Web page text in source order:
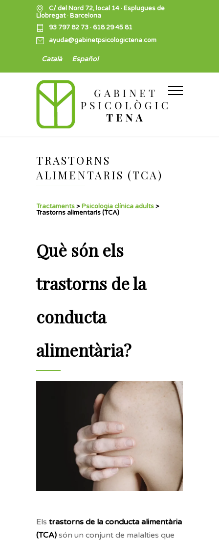
C/ del Nord 72, local 14 · Esplugues de
Llobregat · Barcelona
93 797 82 73 ·618 29 45 81
ayuda@gabinetpsicologictena.com
Català Español
TRASTORNS
ALIMENTARIS (TCA)
Tractaments>Psicologia clínica adults>
Trastorns alimentaris (TCA)
Què són els
trastorns de la
conducta
alimentària?
Els trastorns de la conducta alimentària
(TCA) són un conjunt de malalties que